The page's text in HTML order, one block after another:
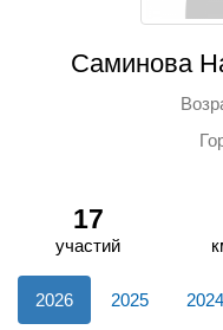
Саминова
17
участий
2026 2025 2024